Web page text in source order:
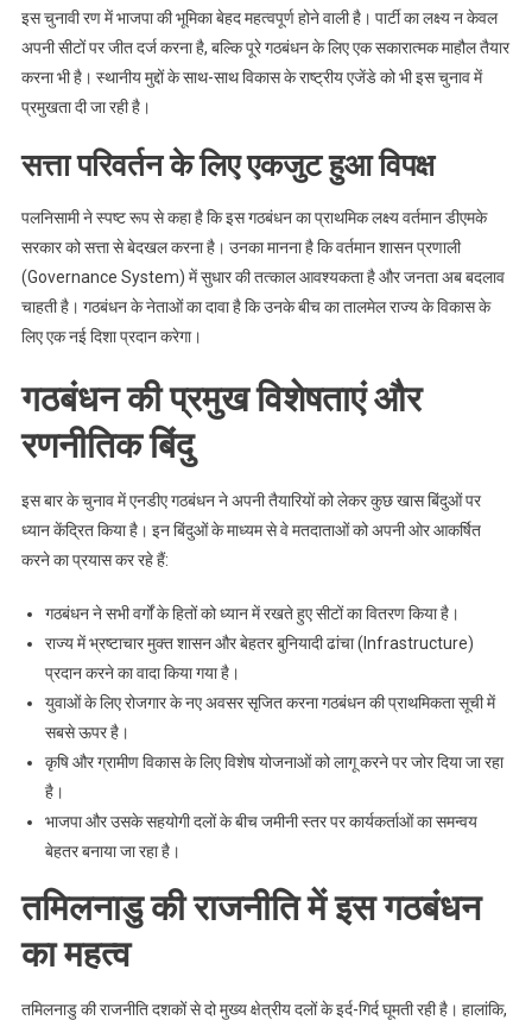
इस चुनावी रण में भाजपा की भूमिका बेहद महत्वपूर्ण होने वाली है। पार्टी का लक्ष्य न केवल
अपनी सीटों पर जीत दर्ज करना है, बल्कि पूरे गठबंधन के लिए एक सकारात्मक माहौल तैयार
करना भी है। स्थानीय मुद्दों के साथ-साथ विकास के राष्ट्रीय एजेंडे को भी इस चुनाव में
प्रमुखता दी जा रही है।
सत्ता परिवर्तन के लिए एकजुट हुआ विपक्ष
पलनिसामी ने स्पष्ट रूप से कहा है कि इस गठबंधन का प्राथमिक लक्ष्य वर्तमान डीएमके
सरकार को सत्ता से बेदखल करना है। उनका मानना है कि वर्तमान शासन प्रणाली
(Governance System) में सुधार की तत्काल आवश्यकता है और जनता अब बदलाव
चाहती है। गठबंधन के नेताओं का दावा है कि उनके बीच का तालमेल राज्य के विकास के
लिए एक नई दिशा प्रदान करेगा।
गठबंधन की प्रमुख विशेषताएं और
रणनीतिक बिंदु
इस बार के चुनाव में एनडीए गठबंधन ने अपनी तैयारियों को लेकर कुछ खास बिंदुओं पर
ध्यान केंद्रित किया है। इन बिंदुओं के माध्यम से वे मतदाताओं को अपनी ओर आकर्षित
करने का प्रयास कर रहे हैं:
गठबंधन ने सभी वर्गों के हितों को ध्यान में रखते हुए सीटों का वितरण किया है।
राज्य में भ्रष्टाचार मुक्त शासन और बेहतर बुनियादी ढांचा (Infrastructure)
प्रदान करने का वादा किया गया है।
युवाओं के लिए रोजगार के नए अवसर सृजित करना गठबंधन की प्राथमिकता सूची में
सबसे ऊपर है।
कृषि और ग्रामीण विकास के लिए विशेष योजनाओं को लागू करने पर जोर दिया जा रहा
है।
भाजपा और उसके सहयोगी दलों के बीच जमीनी स्तर पर कार्यकर्ताओं का समन्वय
बेहतर बनाया जा रहा है।
तमिलनाडु की राजनीति में इस गठबंधन
का महत्व
तमिलनाडु की राजनीति दशकों से दो मुख्य क्षेत्रीय दलों के इर्द-गिर्द घूमती रही है। हालांकि,